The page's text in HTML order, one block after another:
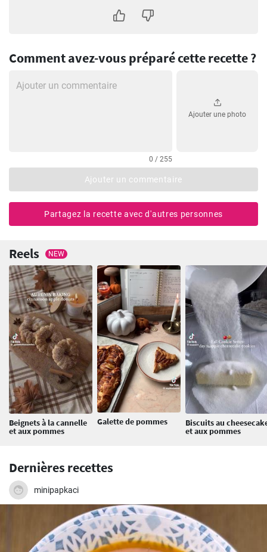
Comment avez-vous préparé cette recette ?
0 / 255
Ajouter une photo
Ajouter un commentaire
Partagez la recette avec d'autres personnes
Reels NEW
Beignets à la cannelle
et aux pommes
Galette de pommes Biscuits au
et aux pommes
Dernières recettes
minipapkaci